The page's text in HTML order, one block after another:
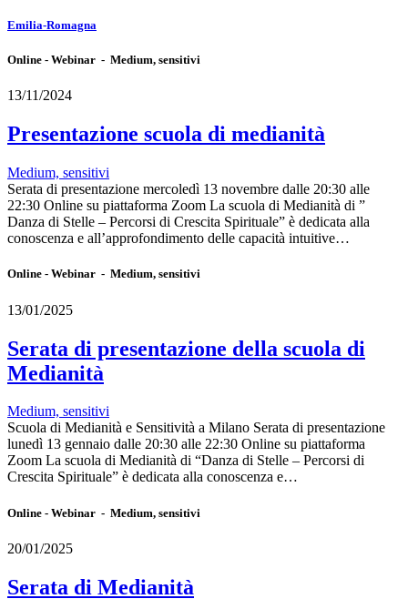
Emilia-Romagna
Online - Webinar - Medium, sensitivi
13/11/2024
Presentazione scuola di medianità
Medium, sensitivi
Serata di presentazione mercoledì 13 novembre dalle 20:30 alle
22:30 Online su piattaforma Zoom La scuola di Medianità di ”
Danza di Stelle – Percorsi di Crescita Spirituale” è dedicata alla
conoscenza e all’approfondimento delle capacità intuitive…
Online - Webinar - Medium, sensitivi
13/01/2025
Serata di presentazione della scuola di
Medianità
Medium, sensitivi
Scuola di Medianità e Sensitività a Milano Serata di presentazione
lunedì 13 gennaio dalle 20:30 alle 22:30 Online su piattaforma
Zoom La scuola di Medianità di “Danza di Stelle – Percorsi di
Crescita Spirituale” è dedicata alla conoscenza e…
Online - Webinar - Medium, sensitivi
20/01/2025
Serata di Medianità